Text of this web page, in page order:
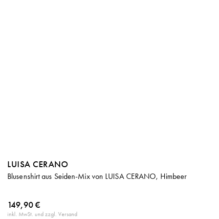
LUISA CERANO
Blusenshirt aus Seiden-Mix von LUISA CERANO, Himbeer
149,90 €
inkl. MwSt. und zzgl. Versand